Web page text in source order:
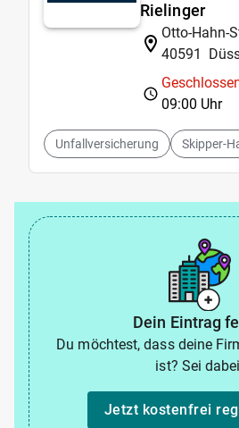
Rielinger
Otto-Hahn-
40591
09:00 Uhr
Unfallversicherung Skipper-
Dein Eintrag
Du möchtest, dass deine
ist? Sei
Jetzt kostenfrei